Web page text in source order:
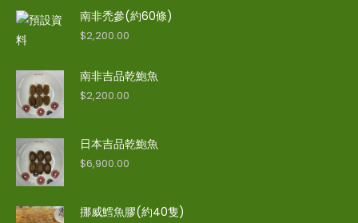
南非禿參(約60條)
$2,200.00
南非吉品乾鮑魚
$2,200.00
日本吉品乾鮑魚
$6,900.00
挪威鱈魚膠(約40隻)